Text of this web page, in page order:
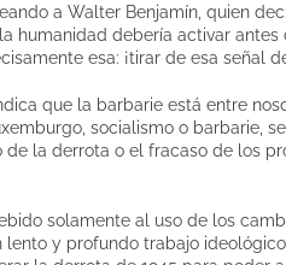
a Walter Benjamín, quien
humanidad debería activar antes
esa: ¡tirar de esa señal
que la barbarie está entre
socialismo o barbarie,
la derrota o el fracaso de los
solamente al uso de los
lento y profundo trabajo